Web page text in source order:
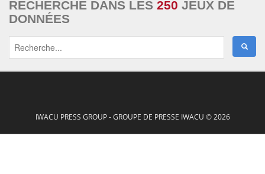
RECHERCHE DANS LES 250 JEUX DE
DONNÉES
IWACU PRESS GROUP - GROUPE DE PRESSE IWACU © 2026